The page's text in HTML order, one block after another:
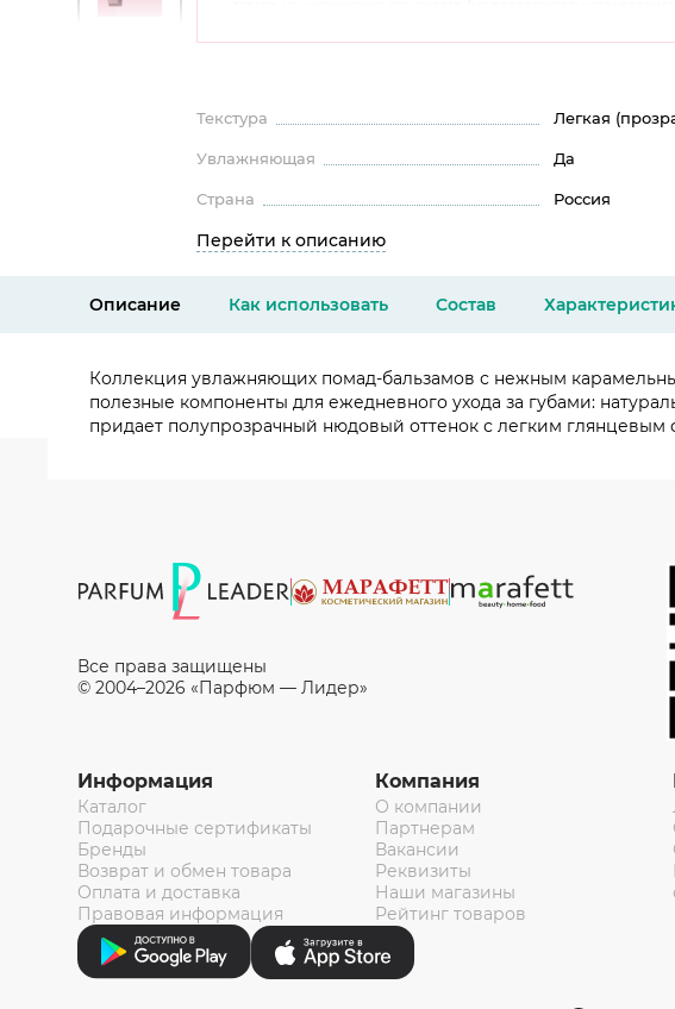
консультантов по номеру 8 800 200 78 80.
Текстура Легкая
Увлажняющая Да
Страна Россия
Перейти к описанию
Описание Как использовать Состав
Коллекция увлажняющих помад-бальзамов с нежным
полезные компоненты для ежедневного ухода за губами:
придает полупрозрачный нюдовый оттенок с легким
Все права защищены
© 2004–2026 «Парфюм — Лидер»
Информация
Каталог
Подарочные сертификаты
Бренды
Возврат и обмен товара
Оплата и доставка
Правовая информация
Компания
О компании
Партнерам
Вакансии
Реквизиты
Наши магазины
Рейтинг товаров